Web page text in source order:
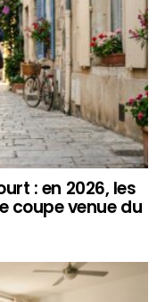
: en 2026, les
coupe venue du